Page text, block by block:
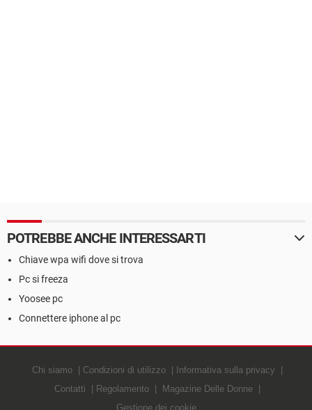
POTREBBE ANCHE INTERESSARTI
Chiave wpa wifi dove si trova
Pc si freeza
Yoosee pc
Connettere iphone al pc
Chi siamo Condizioni di utilizzo
Informativa sulla privacy
Contatti
Regolamento
Magazine Delle Donne
Gestione dei cookie